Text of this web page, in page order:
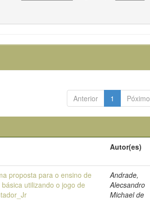
Anterior 1 Póximo
Autor(es)
proposta para o ensino de
utilizando o jogo de
Andrade,
Alecsandro
Michael de